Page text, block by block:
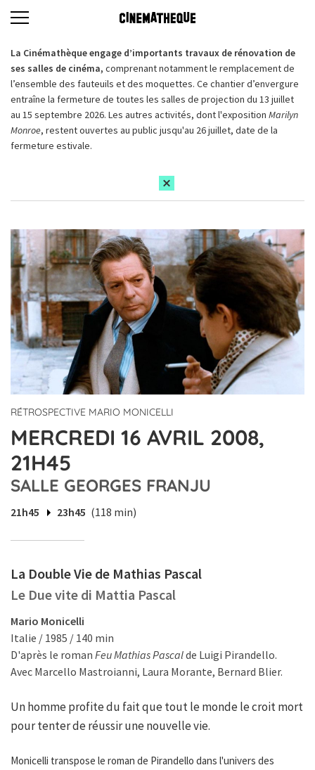
La Cinémathèque engage d’importants travaux de rénovation de
ses salles de cinéma, comprenant notamment le remplacement de
l’ensemble des fauteuils et des moquettes. Ce chantier d’envergure
entraîne la fermeture de toutes les salles de projection du 13 juillet
au 15 septembre 2026. Les autres activités, dont l'exposition Marilyn
Monroe, restent ouvertes au public jusqu'au 26 juillet, date de la
fermeture estivale.
RÉTROSPECTIVE MARIO MONICELLI
MERCREDI 16 AVRIL 2008,
21H45
SALLE GEORGES FRANJU
21h45 23h45 (118 min)
La Double Vie de Mathias Pascal
Le Due vite di Mattia Pascal
Mario Monicelli
Italie / 1985 / 140 min
D'après le roman Feu Mathias Pascalde Luigi Pirandello.
Avec Marcello Mastroianni, Laura Morante, Bernard Blier.
Un homme profite du fait que tout le monde le croit mort
pour tenter de réussir une nouvelle vie.
Monicelli transpose le roman de Pirandello dans l'univers des